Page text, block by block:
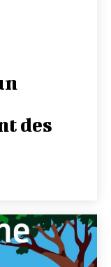
des